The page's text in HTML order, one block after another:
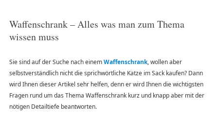
Waffenschrank – Alles was man zum Thema
wissen muss
Sie sind auf der Suche nach einemWaffenschrank, wollen aber
selbstverständlich nicht die sprichwörtliche Katze im Sack kaufen? Dann
wird Ihnen dieser Artikel sehr helfen, denn er wird Ihnen die wichtigsten
Fragen rund um das Thema Waffenschrank kurz und knapp aber mit der
nötigen Detailtiefe beantworten.